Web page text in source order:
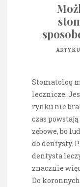
Stomatolog
lecznicze.
rynku nie
czas
zębowe, bo
do dentysty.
dentysta
znacznie
Do